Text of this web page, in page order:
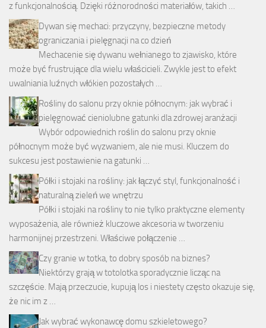
z funkcjonalnością. Dzięki różnorodności materiałów, takich …
Dywan się mechaci: przyczyny, bezpieczne metody
ograniczania i pielęgnacji na co dzień
Mechacenie się dywanu wełnianego to zjawisko, które
może być frustrujące dla wielu właścicieli. Zwykle jest to efekt
uwalniania luźnych włókien pozostałych …
Rośliny do salonu przy oknie północnym: jak wybrać i
pielęgnować cieniolubne gatunki dla zdrowej aranżacji
Wybór odpowiednich roślin do salonu przy oknie
północnym może być wyzwaniem, ale nie musi. Kluczem do
sukcesu jest postawienie na gatunki …
Półki i stojaki na rośliny: jak łączyć styl, funkcjonalność i
naturalną zieleń we wnętrzu
Półki i stojaki na rośliny to nie tylko praktyczne elementy
wyposażenia, ale również kluczowe akcesoria w tworzeniu
harmonijnej przestrzeni. Właściwe połączenie …
Czy granie w totka, to dobry sposób na biznes?
Niektórzy grają w totolotka sporadycznie licząc na
szczęście. Mają przeczucie, kupują los i niestety często okazuje się,
że nic im z …
Jak wybrać wykonawcę domu szkieletowego?